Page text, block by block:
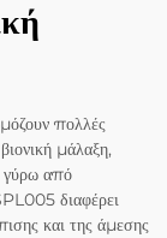
πολλές
μάλαξη,
γύρω από
διαφέρει
και της άμεσης